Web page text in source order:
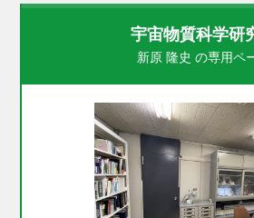
宇宙物質科学研
新原 隆史 の専用ペ